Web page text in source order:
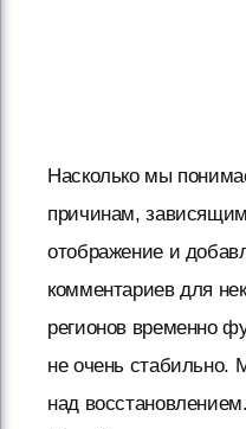
Насколько мы
причинам,
отображение и
комментариев для
регионов временно
не очень стабильно.
над восстановлением.